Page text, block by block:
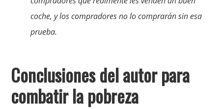
coche, y los compradores no lo comprarán sin esa
prueba.
Conclusiones del autor para
combatir la pobreza